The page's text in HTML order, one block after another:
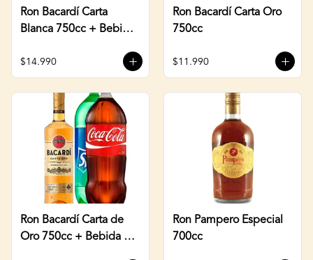
Ron Bacardí Carta
Blanca 750cc + Bebida
$14.990
Ron Bacardí Carta Oro
750cc
$11.990
Ron Bacardí Carta de
Oro 750cc + Bebida 3
Ron Pampero Especial
700cc